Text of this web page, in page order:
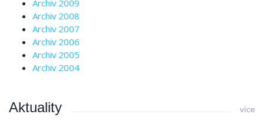
Archiv 2009
Archiv 2008
Archiv 2007
Archiv 2006
Archiv 2005
Archiv 2004
Aktuality více